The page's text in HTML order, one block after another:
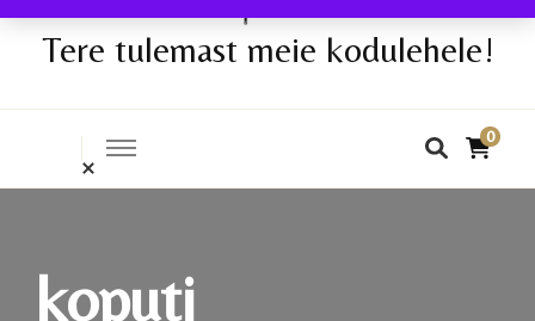
Tere tulemast meie kodulehele!
0
koputi